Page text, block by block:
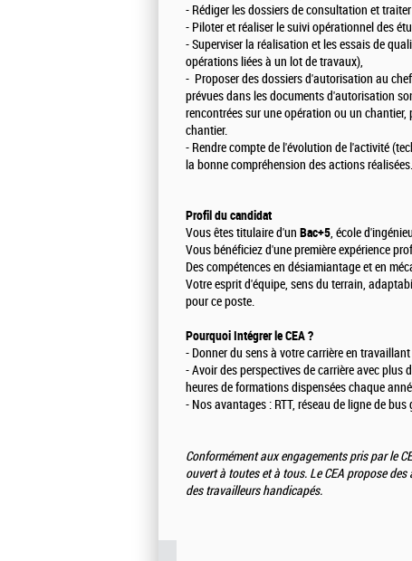
- Rédiger les dossiers de consultation et
- Piloter et réaliser le suivi opérationnel des
- Superviser la réalisation et les essais de
opérations liées à un lot de travaux),
- Proposer des dossiers d'autorisation au
prévues dans les documents d'autorisation
rencontrées sur une opération ou un
chantier.
- Rendre compte de l'évolution de l'activité
la bonne compréhension des actions réalisées.
Profil du candidat
Vous êtes titulaire d'un Bac+5, école
Vous bénéficiez d'une première expérience
Des compétences en désiamiantage et en
Votre esprit d'équipe, sens du terrain,
pour ce poste.
Pourquoi Intégrer le CEA ?
- Donner du sens à votre carrière en
- Avoir des perspectives de carrière avec
heures de formations dispensées chaque
- Nos avantages : RTT, réseau de ligne de
Conformément aux engagements pris par le
ouvert à toutes et à tous. Le CEA propose
des travailleurs handicapés.